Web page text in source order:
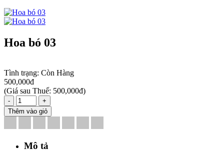
Hoa bó 03
Tình trạng: Còn Hàng
500,000đ
(Giá sau Thuế: 500,000đ)
-
+
Thêm vào giỏ
Mô tả